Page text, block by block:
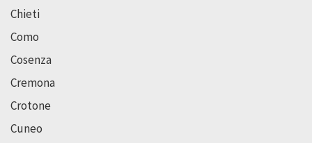
Chieti
Como
Cosenza
Cremona
Crotone
Cuneo